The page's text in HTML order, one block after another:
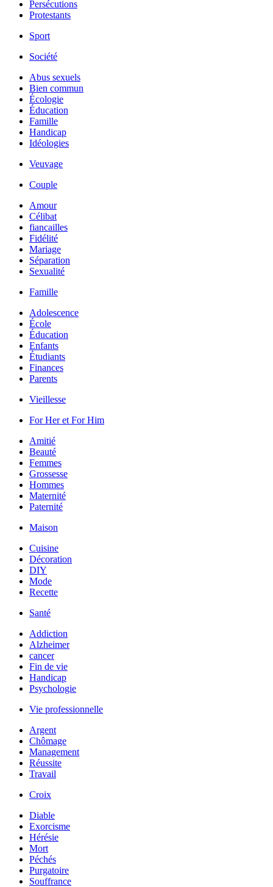
Persécutions
Protestants
Sport
Société
Abus sexuels
Bien commun
Écologie
Éducation
Famille
Handicap
Idéologies
Veuvage
Couple
Amour
Célibat
fiancailles
Fidélité
Mariage
Séparation
Sexualité
Famille
Adolescence
École
Éducation
Enfants
Étudiants
Finances
Parents
Vieillesse
For Her et For Him
Amitié
Beauté
Femmes
Grossesse
Hommes
Maternité
Paternité
Maison
Cuisine
Décoration
DIY
Mode
Recette
Santé
Addiction
Alzheimer
cancer
Fin de vie
Handicap
Psychologie
Vie professionnelle
Argent
Chômage
Management
Réussite
Travail
Croix
Diable
Exorcisme
Hérésie
Mort
Péchés
Purgatoire
Souffrance